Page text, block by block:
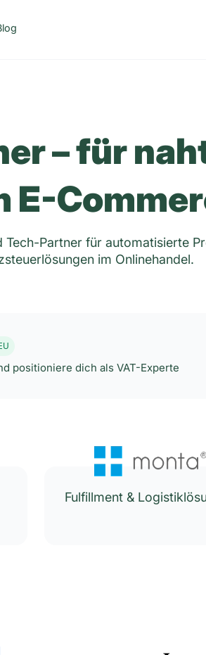
– für
E-
Partner für automatisierte
im Onlinehandel.
positioniere dich als VAT-Experte
Fulfillment &